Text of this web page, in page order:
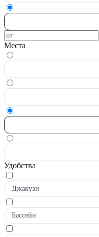
Места
Удобства
Джакузи
Бассейн